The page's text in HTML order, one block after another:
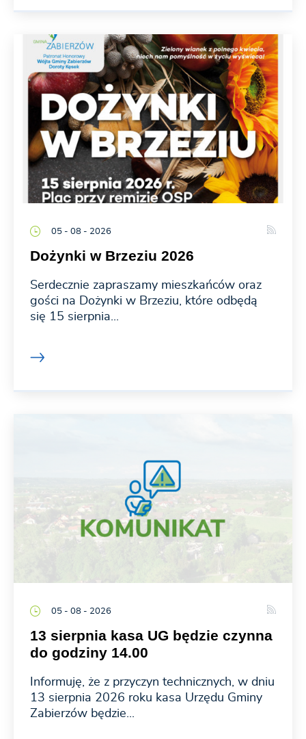
05 - 08 - 2026
Dożynki w Brzeziu 2026
Serdecznie zapraszamy mieszkańców oraz
gości na Dożynki w Brzeziu, które odbędą
się 15 sierpnia...
05 - 08 - 2026
13 sierpnia kasa UG będzie czynna
do godziny 14.00
Informuję, że z przyczyn technicznych, w dniu
13 sierpnia 2026 roku kasa Urzędu Gminy
Zabierzów będzie...